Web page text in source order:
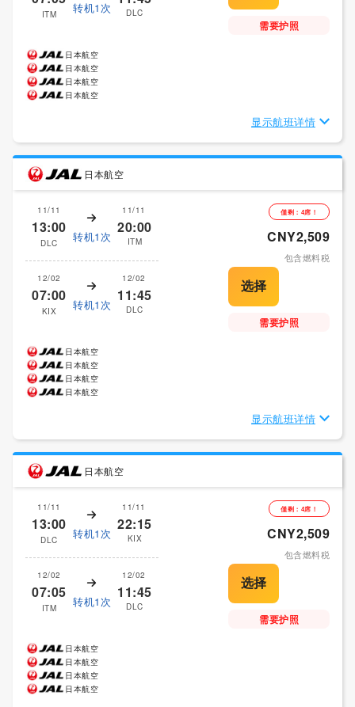
ITM 转机1次 DLC
需要护照
日本航空
日本航空
日本航空
日本航空
显示航班详情
日本航空
11/11
13:00
DLC 转机1次
11/11
20:00
ITM
12/02
07:00
KIX 转机1次
12/02
11:45
DLC
僅剩：4席！
CNY2,509
包含燃料税
需要护照
日本航空
日本航空
日本航空
日本航空
显示航班详情
日本航空
11/11
13:00
DLC 转机1次
11/11
22:15
KIX
12/02
07:05
ITM 转机1次
12/02
11:45
DLC
僅剩：4席！
CNY2,509
包含燃料税
需要护照
日本航空
日本航空
日本航空
日本航空